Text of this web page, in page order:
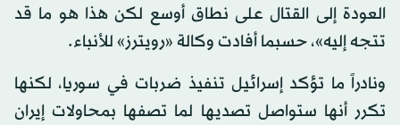
العودة إلى القتال على نطاق أوسع لكن هذا هو ما قد
تتجه إليه»، حسبما أفادت وكالة «رويترز» للأنباء.
ونادراً ما تؤكد إسرائيل تنفيذ ضربات في سوريا، لكنها
تكرر أنها ستواصل تصديها لما تصفها بمحاولات إيران